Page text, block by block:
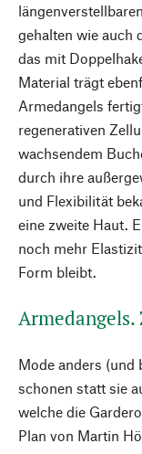
gehalten wie auch
das mit
Material trägt
Armedangels
regenerativen
wachsendem
durch ihre
und Flexibilität
eine zweite Haut.
noch mehr
Form bleibt.
Armedangels.
Mode anders (und
schonen statt sie
welche die
Plan von Martin